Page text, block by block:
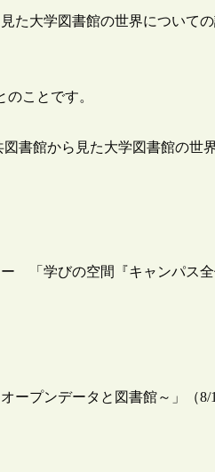
た大学図書館の世界について
ことです。
書館から見た大学図書館の世
ー 「学びの空間『キャンパス
プンデータと図書館～」（8/